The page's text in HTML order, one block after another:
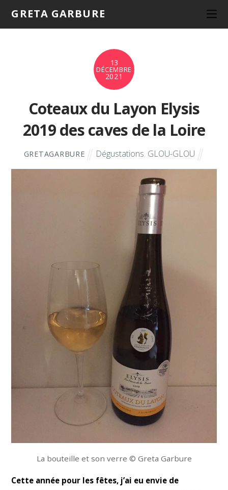
GRETA GARBURE
13
DÉCEMBRE
2021
Coteaux du Layon Elysis
2019 des caves de la Loire
GRETAGARBURE Dégustations, GLOU-GLOU
La bouteille et son verre © Greta Garbure
Cette année pour les fêtes, j’ai eu envie de